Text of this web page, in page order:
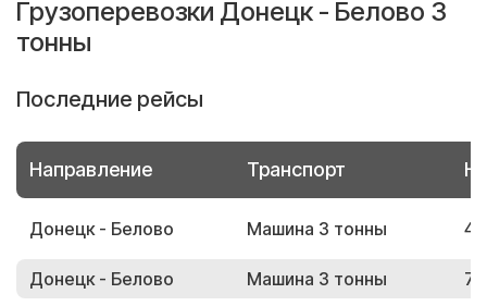
Грузоперевозки Донецк - Белово 3
тонны
Последние рейсы
Направление Транспорт
Донецк - Белово Машина 3 тонны
Донецк - Белово Машина 3 тонны